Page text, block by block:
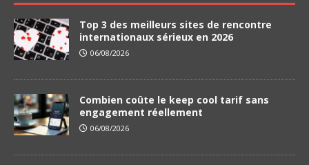
Top 3 des meilleurs sites de rencontre
internationaux sérieux en 2026
06/08/2026
Combien coûte le keep cool tarif sans
engagement réellement
06/08/2026